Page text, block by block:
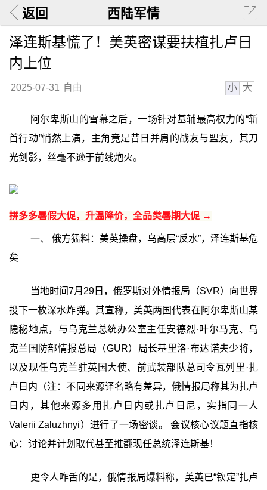
返回 西陆军情
泽连斯基慌了！美英密谋要扶植扎卢日
内上位
2025-07-31 自由 小 大
阿尔卑斯山的雪幕之后，一场针对基辅最高权力的“斩
首行动”悄然上演，主角竟是昔日并肩的战友与盟友，其刀
光剑影，丝毫不逊于前线炮火。
拼多多暑假大促，升温降价，全品类暑期大促 →
一、 俄方猛料：美英操盘，乌高层“反水”，泽连斯基危
矣
当地时间7月29日，俄罗斯对外情报局（SVR）向世界
投下一枚深水炸弹。其宣称，美英两国代表在阿尔卑斯山某
隐秘地点，与乌克兰总统办公室主任安德烈·叶尔马克、乌
克兰国防部情报总局（GUR）局长基里洛·布达诺夫少将，
以及现任乌克兰驻英国大使、前武装部队总司令瓦列里·扎
卢日内（注：不同来源译名略有差异，俄情报局称其为扎卢
日内，其他来源多用扎卢日内或扎卢日尼，实指同一人
Valerii Zaluzhnyi）进行了一场密谈。 会议核心议题直指核
心：讨论并计划取代甚至推翻现任总统泽连斯基！
更令人咋舌的是，俄情报局爆料称，美英已“钦定”扎卢